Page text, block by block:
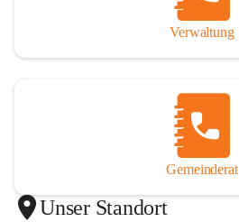
Verwaltung
Gemeinderat
Unser Standort